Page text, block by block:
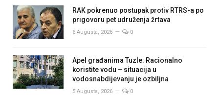
RAK pokrenuo postupak protiv RTRS-a po
prigovoru pet udruženja žrtava
6 Augusta, 2026 0
Apel građanima Tuzle: Racionalno
koristite vodu – situacija u
vodosnabdijevanju je ozbiljna
5 Augusta, 2026 0